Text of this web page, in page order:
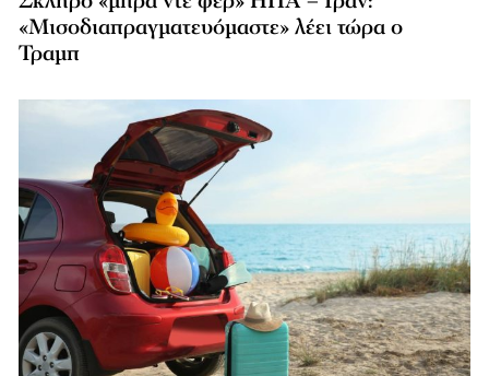
«Μισοδιαπραγματευόμαστε» λέει τώρα ο
Τραμπ